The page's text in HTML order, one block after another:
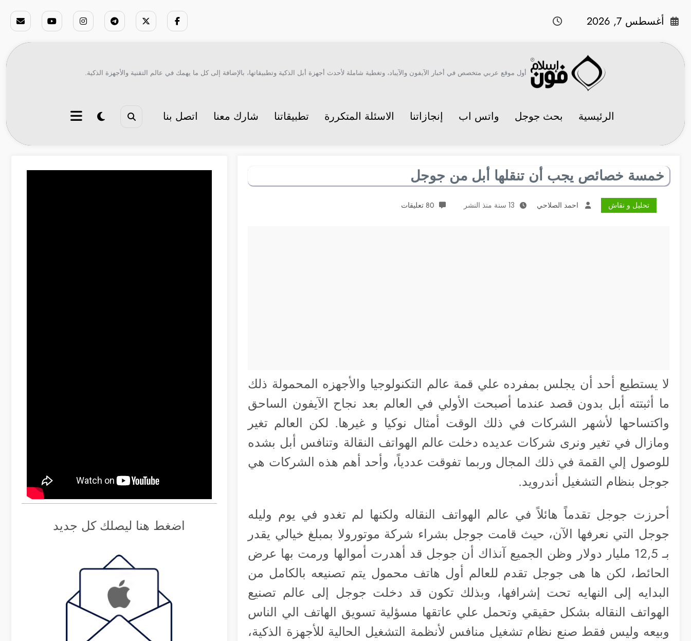
أغسطس 7, 2026
أول موقع عربي متخصص في أخبار الآيفون والآيباد، وتغطية شاملة لأحدث أجهزة أبل الذكية وتطبيقاتها، بالإضافة إلى كل ما يهمك في عالم التقنية والأجهزة الذكية.
الرئيسية بحث جوجل واتس اب إنجازاتنا الاسئلة المتكررة تطبيقاتنا شارك معنا اتصل بنا
خمسة خصائص يجب أن تنقلها أبل من جوجل
تحليل و نقاش احمد الصلاحي 13 سنة منذ النشر 80 تعليقات
لا يستطيع أحد أن يجلس بمفرده علي قمة عالم التكنولوجيا والأجهزه المحمولة ذلك
ما أثبتته أبل بدون قصد عندما أصبحت الأولي في العالم بعد نجاح الآيفون الساحق
واكتساحها لأشهر الشركات في ذلك الوقت أمثال نوكيا و غيرها. لكن العالم تغير
ومازال في تغير ونرى شركات عديده دخلت عالم الهواتف النقالة وتنافس أبل بشده
للوصول إلي القمة في ذلك المجال وربما تفوقت عددياً، وأحد أهم هذه الشركات هي
جوجل بنظام التشغيل أندرويد.
أحرزت جوجل تقدماً هائلاً في عالم الهواتف النقاله ولكنها لم تغدو في يوم وليله
جوجل التي نعرفها الآن، حيث قامت جوجل بشراء شركة موتورولا بمبلغ خيالي يقدر
بـ 12,5 مليار دولار وظن الجميع آنذاك أن جوجل قد أهدرت أموالها ورمت بها عرض
الحائط، لكن ها هى جوجل تقدم للعالم أول هاتف محمول يتم تصنيعه بالكامل من
البدايه إلى النهايه تحت إشرافها، وبذلك تكون قد دخلت جوجل إلى عالم تصنيع
الهواتف النقاله بشكل حقيقي وتحمل علي عاتقها مسؤلية تسويق الهاتف الي الناس
وبيعه وليس فقط صنع نظام تشغيل منافس لأنظمة التشغيل الحالية للأجهزة الذكية،
اضغط هنا ليصلك كل جديد